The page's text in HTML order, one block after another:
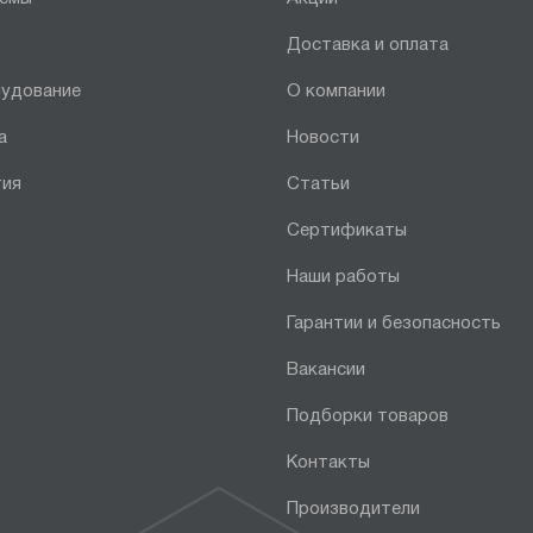
Доставка и оплата
О компании
Новости
Статьи
Сертификаты
Наши работы
Гарантии и безопасность
Вакансии
Подборки товаров
Контакты
Производители